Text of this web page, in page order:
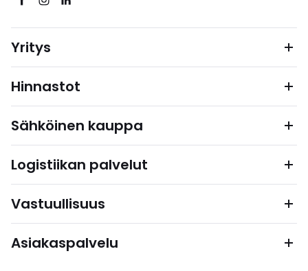
Yritys
Hinnastot
Sähköinen kauppa
Logistiikan palvelut
Vastuullisuus
Asiakaspalvelu